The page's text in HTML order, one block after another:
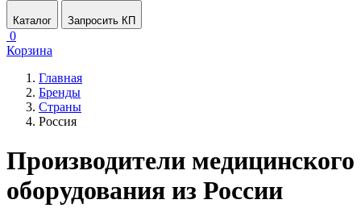
Каталог Запросить КП
0
Корзина
Главная
Бренды
Страны
Россия
Производители медицинского
оборудования из России